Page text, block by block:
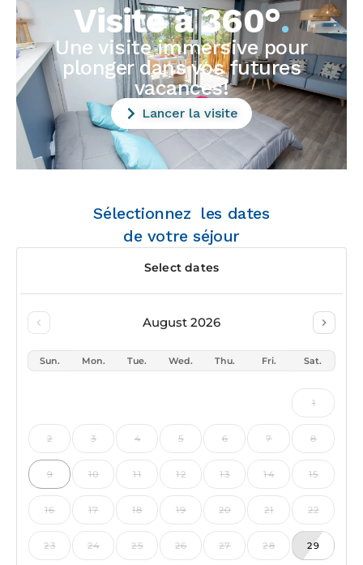
Visite à 360°.
Une visite immersive pour
plonger dans vos futures
vacances!
Lancer la visite
Sélectionnez les dates
de votre séjour